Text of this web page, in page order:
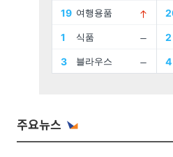
주요뉴스